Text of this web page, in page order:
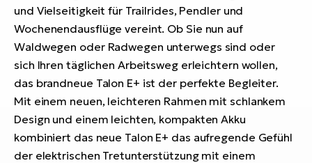
und Vielseitigkeit für Trailrides, Pendler und
Wochenendausflüge vereint. Ob Sie nun auf
Waldwegen oder Radwegen unterwegs sind oder
sich Ihren täglichen Arbeitsweg erleichtern wollen,
das brandneue Talon E+ ist der perfekte Begleiter.
Mit einem neuen, leichteren Rahmen mit schlankem
Design und einem leichten, kompakten Akku
kombiniert das neue Talon E+ das aufregende Gefühl
der elektrischen Tretunterstützung mit einem